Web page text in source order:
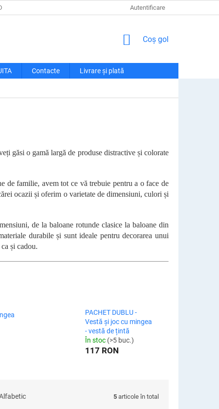
CONFIDENȚIALITATE LIVRARE ȘI PLATĂ RECLAMAȚII ȘI
Autentificare
COŞ
CUMPĂRĂTURI
Coş gol
Contacte Livrare și plată
găsi o gamă largă de produse distractive și colorate
de familie, avem tot ce vă trebuie pentru a o face de
ocazii și oferim o varietate de dimensiuni, culori și
de la baloane rotunde clasice la baloane din
durabile și sunt ideale pentru decorarea unui
și cadou.
PACHET DUBLU -
Vestă și joc cu mingea
- vestă de țintă
În stoc (>5 buc.)
117 RON
5 articole în total